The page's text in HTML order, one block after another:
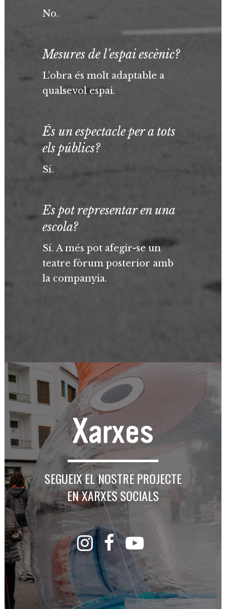
No.
Mesures de l’espai escènic?
L’obra és molt adaptable a
qualsevol espai.
És un espectacle per a tots
els públics?
Sí.
Es pot representar en una
escola?
Sí. A més pot afegir-se un
teatre fòrum posterior amb
la companyia.
Xarxes
SEGUEIX EL NOSTRE PROJECTE
EN XARXES SOCIALS